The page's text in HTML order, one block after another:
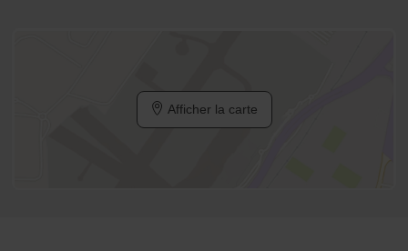
Afficher la carte